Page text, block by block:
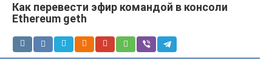
Как перевести эфир командой в консоли
Ethereum geth